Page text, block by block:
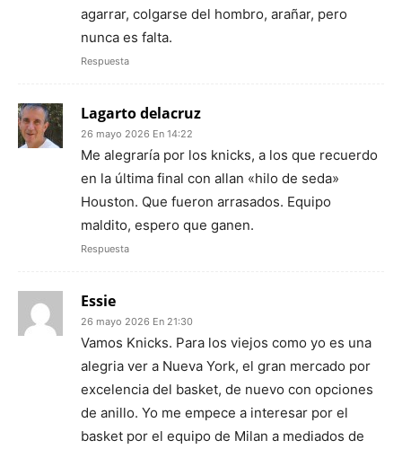
agarrar, colgarse del hombro, arañar, pero
nunca es falta.
Respuesta
Lagarto delacruz
26 mayo 2026 En 14:22
Me alegraría por los knicks, a los que recuerdo
en la última final con allan «hilo de seda»
Houston. Que fueron arrasados. Equipo
maldito, espero que ganen.
Respuesta
Essie
26 mayo 2026 En 21:30
Vamos Knicks. Para los viejos como yo es una
alegria ver a Nueva York, el gran mercado por
excelencia del basket, de nuevo con opciones
de anillo. Yo me empece a interesar por el
basket por el equipo de Milan a mediados de